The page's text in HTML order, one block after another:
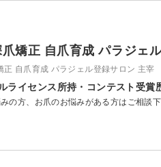
矯正 自爪育成 パラジェ
正 自爪育成 パラジェル登録サロン 主宰
ライセンス所持・コンテスト受賞
の方、お爪のお悩みがある方はご相談